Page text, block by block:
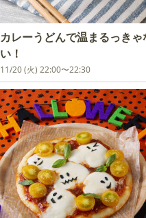
カレーうどんで温まるっきゃ
い！
11/20 (火) 22:00〜22:30